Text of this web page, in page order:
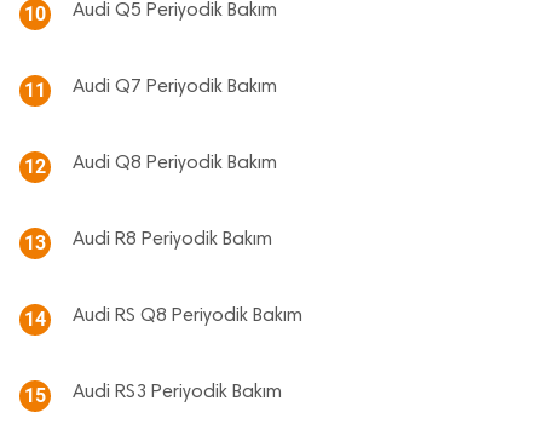
10 Audi Q5 Periyodik Bakım
11 Audi Q7 Periyodik Bakım
12 Audi Q8 Periyodik Bakım
13 Audi R8 Periyodik Bakım
14 Audi RS Q8 Periyodik Bakım
15 Audi RS3 Periyodik Bakım